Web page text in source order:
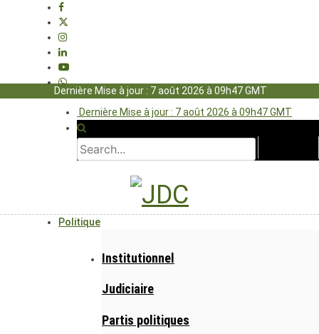
Dernière Mise à jour : 7 août 2026 à 09h47 GMT
Dernière Mise à jour : 7 août 2026 à 09h47 GMT
Politique
Institutionnel
Judiciaire
Partis politiques